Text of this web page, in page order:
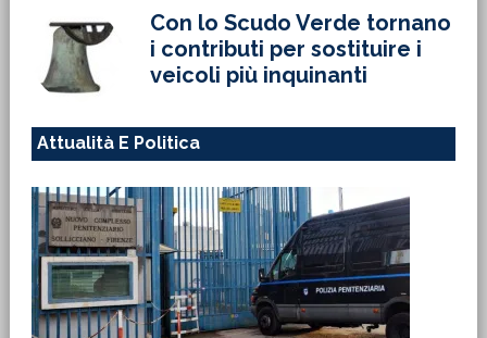
Con lo Scudo Verde tornano
i contributi per sostituire i
veicoli più inquinanti
Attualità E Politica